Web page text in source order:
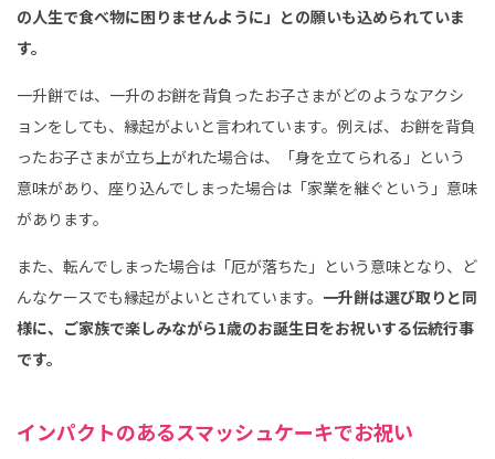
の人生で食べ物に困りませんように」との願いも込められていま
す。
一升餅では、一升のお餅を背負ったお子さまがどのようなアクシ
ョンをしても、縁起がよいと言われています。例えば、お餅を背負
ったお子さまが立ち上がれた場合は、「身を立てられる」という
意味があり、座り込んでしまった場合は「家業を継ぐという」意味
があります。
また、転んでしまった場合は「厄が落ちた」という意味となり、ど
んなケースでも縁起がよいとされています。 一升餅は選び取りと同
様に、ご家族で楽しみながら1歳のお誕生日をお祝いする伝統行事
です。
インパクトのあるスマッシュケーキでお祝い